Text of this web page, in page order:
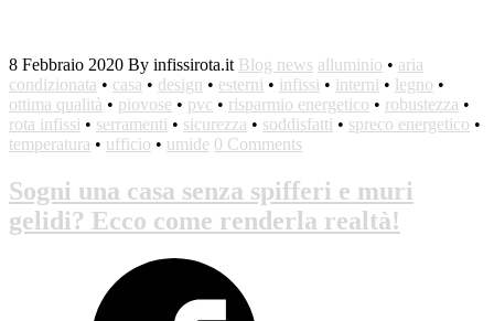
8 Febbraio 2020 By infissirota.it Blog news alluminio • aria
condizionata • casa • design • esterni • infissi • interni • legno •
ottima qualità • piovose • pvc • risparmio energetico • robustezza •
rota infissi • serramenti • sicurezza • soddisfatti • spreco energetico •
temperatura • ufficio • umide 0 Comments
Sogni una casa senza spifferi e muri
gelidi? Ecco come renderla realtà!